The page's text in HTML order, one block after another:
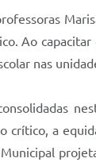
Ao
nas
crítico, a